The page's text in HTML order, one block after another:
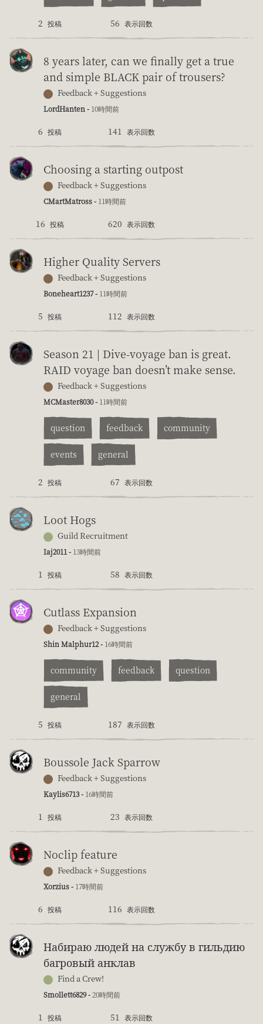
2 投稿 56 表示回数
8 years later, can we finally get a true
and simple BLACK pair of trousers?
Feedback + Suggestions
LordHanten - 10時間前
6 投稿 141 表示回数
Choosing a starting outpost
Feedback + Suggestions
CMartMatross - 11時間前
16 投稿 620 表示回数
Higher Quality Servers
Feedback + Suggestions
Boneheart1237 - 11時間前
5 投稿 112 表示回数
Season 21 | Dive-voyage ban is great.
RAID voyage ban doesn’t make sense.
Feedback + Suggestions
MCMaster8030 - 11時間前
question feedback community
events general
2 投稿 67 表示回数
Loot Hogs
Guild Recruitment
Iaj2011 - 13時間前
1 投稿 58 表示回数
Cutlass Expansion
Feedback + Suggestions
Shin Malphur12 - 16時間前
community feedback question
general
5 投稿 187 表示回数
Boussole Jack Sparrow
Feedback + Suggestions
Kaylis6713 - 16時間前
1 投稿 23 表示回数
Noclip feature
Feedback + Suggestions
Xorzius - 17時間前
6 投稿 116 表示回数
Набираю людей на службу в гильдию
багровый анклав
Find a Crew!
Smollett6829 -20時間前
1 投稿 51 表示回数